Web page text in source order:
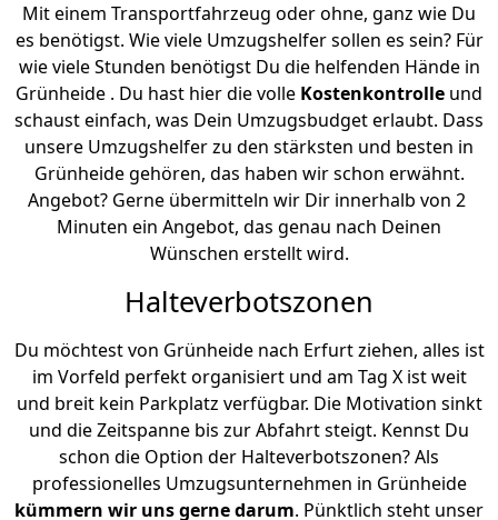
Mit einem Transportfahrzeug oder ohne, ganz wie Du
es benötigst. Wie viele Umzugshelfer sollen es sein? Für
wie viele Stunden benötigst Du die helfenden Hände in
Grünheide . Du hast hier die volle Kostenkontrolle und
schaust einfach, was Dein Umzugsbudget erlaubt. Dass
unsere Umzugshelfer zu den stärksten und besten in
Grünheide gehören, das haben wir schon erwähnt.
Angebot? Gerne übermitteln wir Dir innerhalb von 2
Minuten ein Angebot, das genau nach Deinen
Wünschen erstellt wird.
Halteverbotszonen
Du möchtest von Grünheide nach Erfurt ziehen, alles ist
im Vorfeld perfekt organisiert und am Tag X ist weit
und breit kein Parkplatz verfügbar. Die Motivation sinkt
und die Zeitspanne bis zur Abfahrt steigt. Kennst Du
schon die Option der Halteverbotszonen? Als
professionelles Umzugsunternehmen in Grünheide
kümmern wir uns gerne darum. Pünktlich steht unser